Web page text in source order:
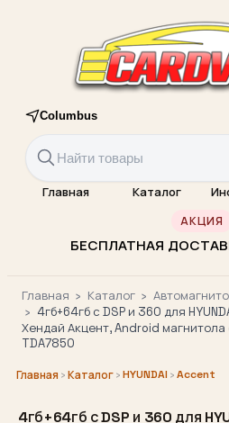
Columbus
Главная Каталог
АКЦИЯ
БЕСПЛАТНАЯ
Главная › Каталог ›
› 4гб+64гб с DSP и 360 для
Хендай Акцент, Android магнитола
TDA7850
Главная ›Каталог›HYUNDAI ›Accent
4гб+64гб с DSP и 360 для